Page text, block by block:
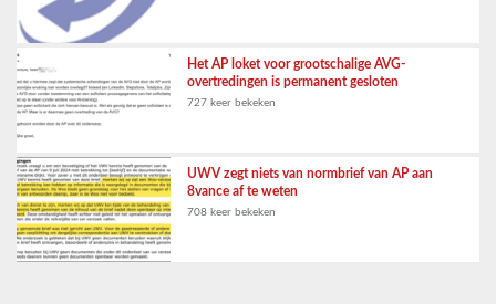
Het AP loket voor grootschalige AVG-
overtredingen is permanent gesloten
727 keer bekeken
UWV zegt niets van normbrief van AP aan
8vance af te weten
708 keer bekeken